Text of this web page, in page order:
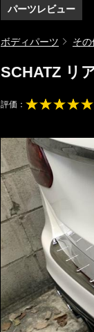
パーツレビュー
ボディパーツ その
SCHATZ リ
評価：